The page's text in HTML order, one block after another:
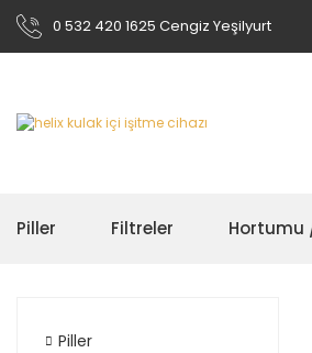
0 532 420 1625 Cengiz Yeşilyurt
Piller Filtreler Hortumu
Piller